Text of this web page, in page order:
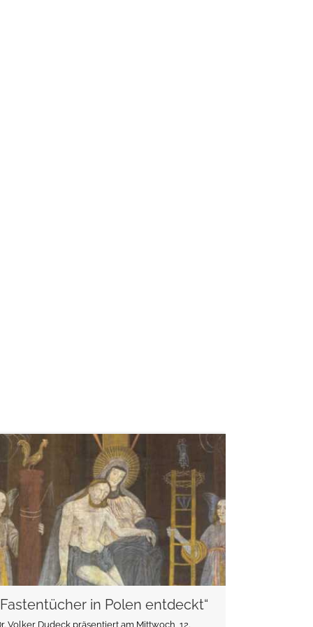
in Polen entdeckt“
Volker Dudeck präsentiert am Mittwoch, 12.
weiterlesen